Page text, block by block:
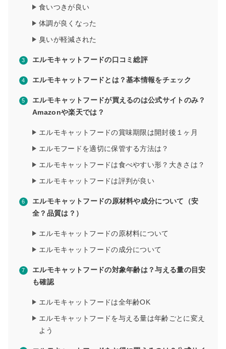
食いつきが良い
体調が良くなった
臭いが軽減された
エルモキャットフードの口コミ総評
エルモキャットフードとは？基本情報をチェック
エルモキャットフードが買えるのは公式サイトのみ？
Amazonや楽天では？
エルモキャットフードの賞味期限は開封後１ヶ月
エルモフードを適切に保管する方法は？
エルモキャットフードは食べやすい形？大きさは？
エルモキャットフードは評判が良い
エルモキャットフードの原材料や成分について（安
全？品質は？）
エルモキャットフードの原材料について
エルモキャットフードの成分について
エルモキャットフードの対象年齢は？与える量の目安
も確認
エルモキャットフードは全年齢OK
エルモキャットフードを与える量は年齢ごとに変え
よう